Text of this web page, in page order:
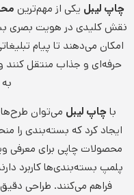
چاپ لیبل یکی از مهم‌ترین
نقش کلیدی در هویت بصری
امکان می‌دهند تا پیام
حرفه‌ای و جذاب منتقل کنند
باچاپ لیبل می‌توان
ایجاد کرد که بسته‌بندی را
محصولات چاپی برای معرفی
پلمپ بسته‌بندی‌ها کاربرد
فراهم می‌کنند. طراحی